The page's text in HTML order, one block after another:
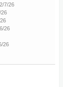
7/26
26
26
26